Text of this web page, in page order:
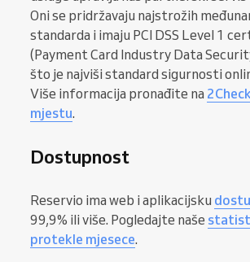
Oni se pridržavaju najstrožih
standarda i imaju PCI DSS Level 1
(Payment Card Industry Data
što je najviši standard sigurnosti
Više informacija pronađite na
mjestu.
Dostupnost
Reservio ima web i aplikacijsku
99,9% ili više. Pogledajte naše
protekle mjesece.